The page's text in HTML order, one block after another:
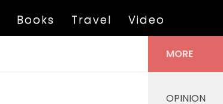
Books Travel Video
MORE
OPINION